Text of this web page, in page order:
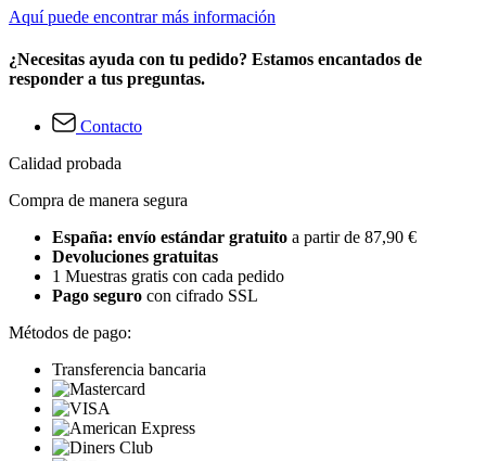
Aquí puede encontrar más información
¿Necesitas ayuda con tu pedido? Estamos encantados de
responder a tus preguntas.
Contacto
Calidad probada
Compra de manera segura
España: envío estándar gratuito a partir de 87,90 €
Devoluciones gratuitas
1 Muestras gratis con cada pedido
Pago seguro con cifrado SSL
Métodos de pago:
Transferencia bancaria